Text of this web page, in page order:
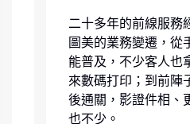
二十多年的前線服務
圖美的業務變遷，從
能普及，不少客人也
來數碼打印；到前陣
後通關，影證件相、
也不少。